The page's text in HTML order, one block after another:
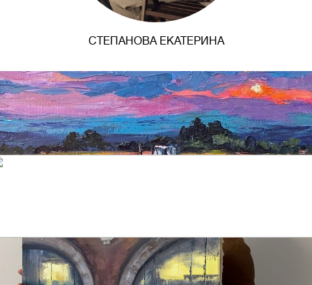
СТЕПАНОВА ЕКАТЕРИНА